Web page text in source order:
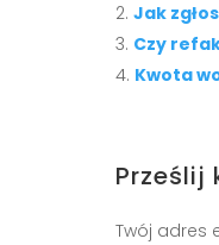
Jak
Czy
Kwota
Prześlij
Twój adres